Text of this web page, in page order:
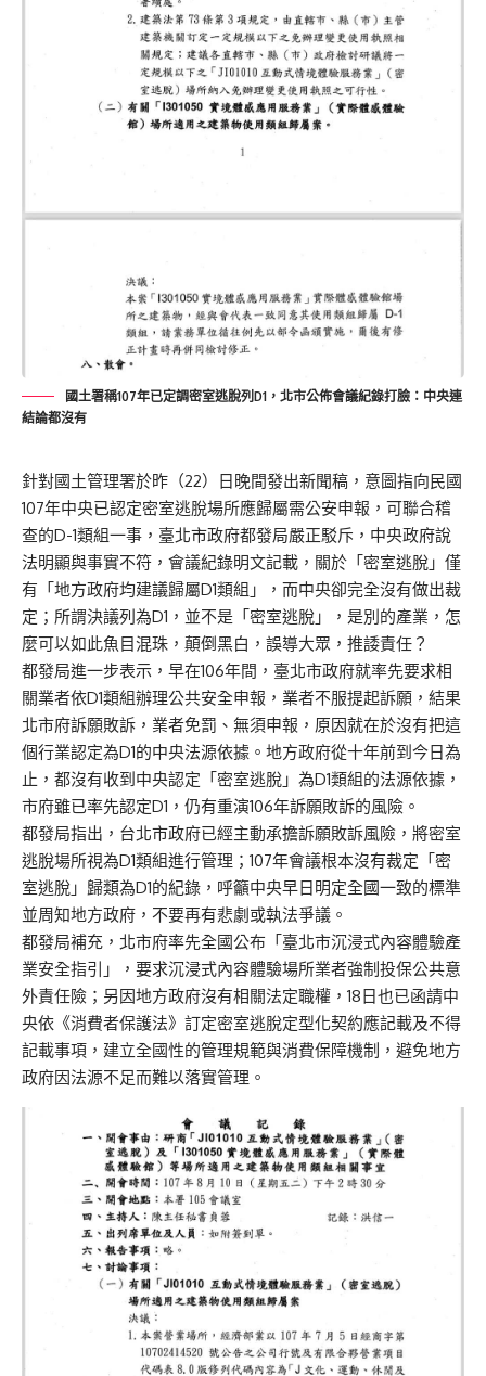
國土署稱107年已定調密室逃脫列D1，北市公佈會議紀錄打臉：中央連
結論都沒有
針對國土管理署於昨（22）日晚間發出新聞稿，意圖指向民國
107年中央已認定密室逃脫場所應歸屬需公安申報，可聯合稽
查的D-1類組一事，臺北市政府都發局嚴正駁斥，中央政府說
法明顯與事實不符，會議紀錄明文記載，關於「密室逃脫」僅
有「地方政府均建議歸屬D1類組」，而中央卻完全沒有做出裁
定；所謂決議列為D1，並不是「密室逃脫」，是別的產業，怎
麼可以如此魚目混珠，顛倒黑白，誤導大眾，推諉責任？
都發局進一步表示，早在106年間，臺北市政府就率先要求相
關業者依D1類組辦理公共安全申報，業者不服提起訴願，結果
北市府訴願敗訴，業者免罰、無須申報，原因就在於沒有把這
個行業認定為D1的中央法源依據。地方政府從十年前到今日為
止，都沒有收到中央認定「密室逃脫」為D1類組的法源依據，
市府雖已率先認定D1，仍有重演106年訴願敗訴的風險。
都發局指出，台北市政府已經主動承擔訴願敗訴風險，將密室
逃脫場所視為D1類組進行管理；107年會議根本沒有裁定「密
室逃脫」歸類為D1的紀錄，呼籲中央早日明定全國一致的標準
並周知地方政府，不要再有悲劇或執法爭議。
都發局補充，北市府率先全國公布「臺北市沉浸式內容體驗產
業安全指引」，要求沉浸式內容體驗場所業者強制投保公共意
外責任險；另因地方政府沒有相關法定職權，18日也已函請中
央依《消費者保護法》訂定密室逃脫定型化契約應記載及不得
記載事項，建立全國性的管理規範與消費保障機制，避免地方
政府因法源不足而難以落實管理。